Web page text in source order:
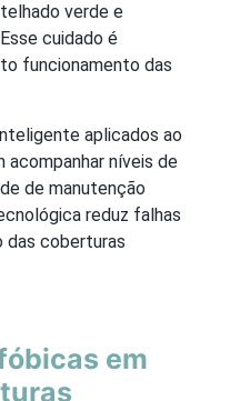
verde e
cuidado é
funcionamento das
aplicados ao
níveis de
de manutenção
reduz falhas
das coberturas
em